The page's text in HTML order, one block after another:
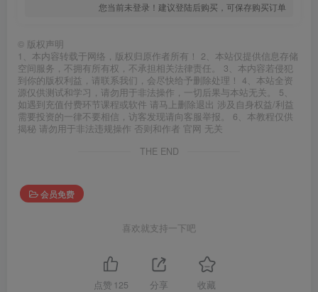
您当前未登录！建议登陆后购买，可保存购买订单
© 版权声明
1、本内容转载于网络，版权归原作者所有！ 2、本站仅提供信息存储
空间服务，不拥有所有权，不承担相关法律责任。 3、本内容若侵犯
到你的版权利益，请联系我们，会尽快给予删除处理！ 4、本站全资
源仅供测试和学习，请勿用于非法操作，一切后果与本站无关。 5、
如遇到充值付费环节课程或软件 请马上删除退出 涉及自身权益/利益
需要投资的一律不要相信，访客发现请向客服举报。 6、本教程仅供
揭秘 请勿用于非法违规操作 否则和作者 官网 无关
THE END
会员免费
喜欢就支持一下吧
点赞 125 分享 收藏